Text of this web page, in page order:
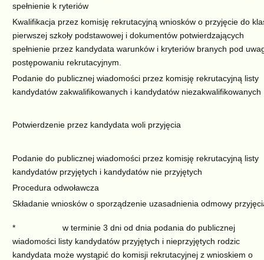
spełnienie k ryteriów
Kwalifikacja przez komisję rekrutacyjną wniosków o przyjęcie do
pierwszej szkoły podstawowej i dokumentów potwierdzających
spełnienie przez kandydata warunków i kryteriów branych pod
postępowaniu rekrutacyjnym.
Podanie do publicznej wiadomości przez komisję rekrutacyjną listy
kandydatów zakwalifikowanych i kandydatów niezakwalifikowanych
Potwierdzenie przez kandydata woli przyjęcia
Podanie do publicznej wiadomości przez komisję rekrutacyjną listy
kandydatów przyjętych i kandydatów nie przyjętych
Procedura odwoławcza
Składanie wniosków o sporządzenie uzasadnienia odmowy
* w terminie 3 dni od dnia podania do publicznej
wiadomości listy kandydatów przyjętych i nieprzyjętych rodzic
kandydata może wystąpić do komisji rekrutacyjnej z wnioskiem o